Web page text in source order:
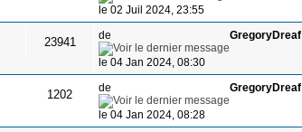
le 02 Juil 2024, 23:55
23941 deGregoryDreaf
le 04 Jan 2024, 08:30
1202 deGregoryDreaf
le 04 Jan 2024, 08:28